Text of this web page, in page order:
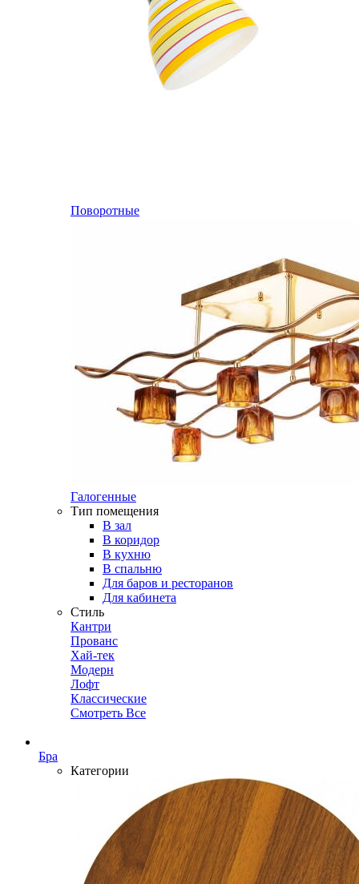
Поворотные
Галогенные
Тип помещения
В зал
В коридор
В кухню
В спальню
Для баров и ресторанов
Для кабинета
Стиль
Кантри
Прованс
Хай-тек
Модерн
Лофт
Классические
Смотреть Все
Бра
Категории